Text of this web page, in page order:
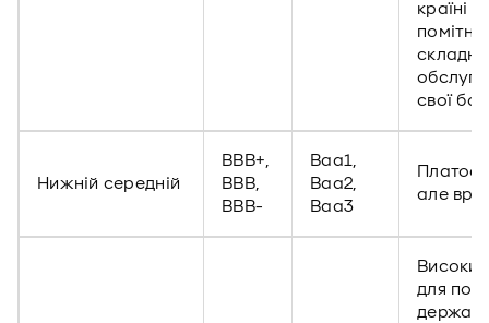
країні
помітно
свої
Нижній середній
BBB+,
BBB,
BBB-
Baa1,
Baa2,
Baa3
але
для